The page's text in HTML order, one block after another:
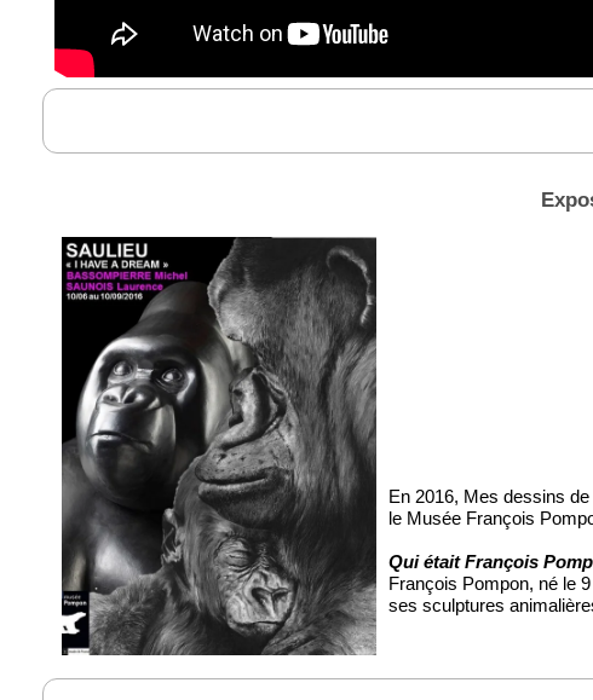
En 2016, Mes dessins
le Musée François
Qui était François
François Pompon, né le
ses sculptures